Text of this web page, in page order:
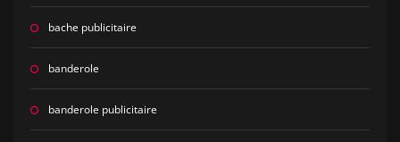
bache publicitaire
banderole
banderole publicitaire